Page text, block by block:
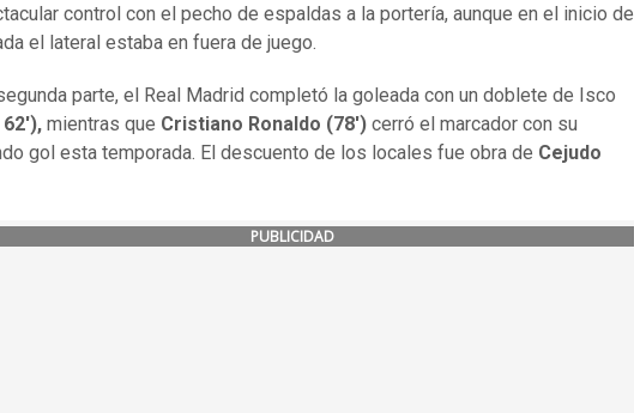
control con el pecho de espaldas a la portería, aunque en el inicio de
el lateral estaba en fuera de juego.
parte, el Real Madrid completó la goleada con un doblete de Isco
62'), mientras que Cristiano Ronaldo (78') cerró el marcador con su
gol esta temporada. El descuento de los locales fue obra de Cejudo
PUBLICIDAD